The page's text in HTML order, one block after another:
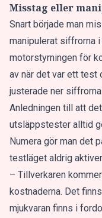
Misstag eller
Snart började man
manipulerat siffrorna
motorstyrningen för
av när det var ett
justerade ner
Anledningen till att
utsläppstester alltid
Numera gör man det
testläget aldrig
– Tillverkaren
kostnaderna. Det
mjukvaran finns i